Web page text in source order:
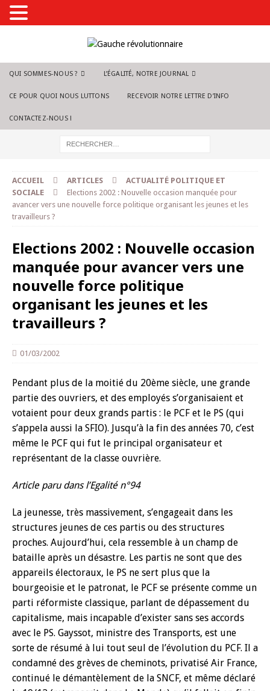
QUI SOMMES-NOUS ? L’ÉGALITÉ, NOTRE JOURNAL
CE POUR QUOI NOUS LUTTONS RECEVOIR NOTRE LETTRE D’INFO
CONTACTEZ-NOUS !
ACCUEIL ARTICLES
ACTUALITÉ POLITIQUE ET
SOCIALE
Elections 2002 : Nouvelle occasion manquée pour
avancer vers une nouvelle force politique organisant les jeunes et les
travailleurs ?
Elections 2002 : Nouvelle occasion
manquée pour avancer vers une
nouvelle force politique
organisant les jeunes et les
travailleurs ?
01/03/2002
Pendant plus de la moitié du 20ème siècle, une grande
partie des ouvriers, et des employés s’organisaient et
votaient pour deux grands partis : le PCF et le PS (qui
s’appela aussi la SFIO). Jusqu’à la fin des années 70, c’est
même le PCF qui fut le principal organisateur et
représentant de la classe ouvrière.
Article paru dans l’Egalité n°94
La jeunesse, très massivement, s’engageait dans les
structures jeunes de ces partis ou des structures
proches. Aujourd’hui, cela ressemble à un champ de
bataille après un désastre. Les partis ne sont que des
appareils électoraux, le PS ne sert plus que la
bourgeoisie et le patronat, le PCF se présente comme un
parti réformiste classique, parlant de dépassement du
capitalisme, mais incapable d’exister sans ses accords
avec le PS. Gayssot, ministre des Transports, est une
sorte de résumé à lui tout seul de l’évolution du PCF. Il a
condamné des grèves de cheminots, privatisé Air France,
continué le démantèlement de la SNCF, et même déclaré